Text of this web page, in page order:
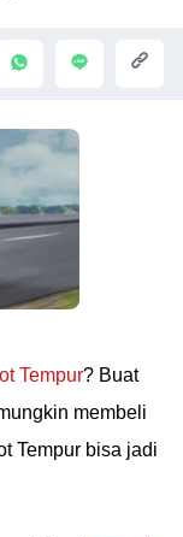
Tempur? Buat
membeli
Tempur bisa jadi